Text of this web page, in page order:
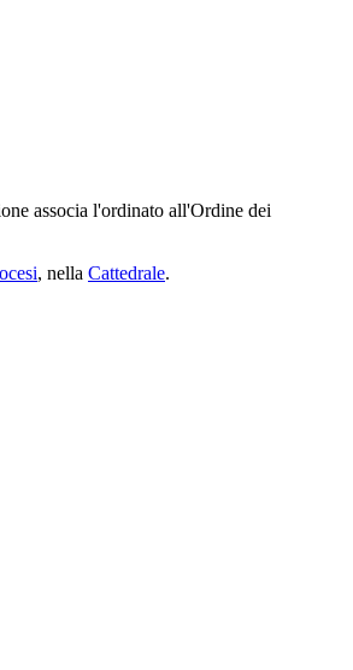
associa l'ordinato all'Ordine dei
, nella Cattedrale.